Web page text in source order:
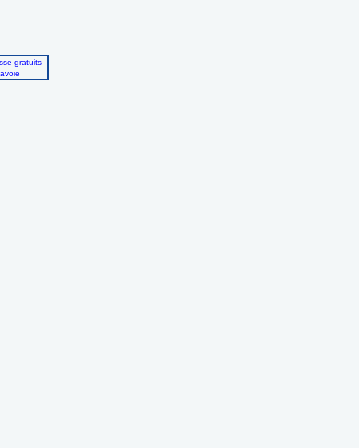
gratuits